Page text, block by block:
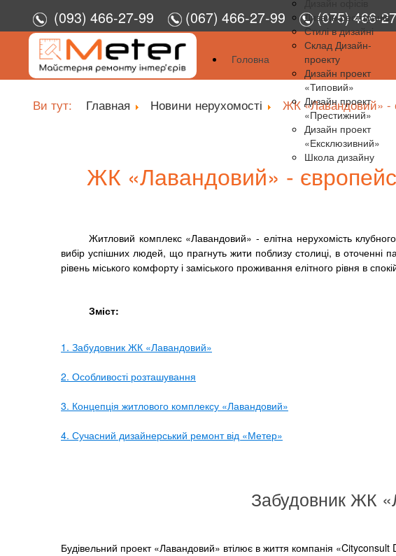
(093) 466-27-99 (067) 466-27-99 (075) 466-
Головна
Дизайн ресторанів
Стилі в дизайні
Склад Дизайн-
проекту
Дизайн проект
«Типовий»
Дизайн проект
«Престижний»
Дизайн проект
«Ексклюзивний»
Школа дизайну
Ви тут: Главная Новини нерухомості ЖК «Лавандовий» -
ЖК «Лавандовий» -
Житловий комплекс «Лавандовий» - елітна нерухомість
вибір успішних людей, що прагнуть жити поблизу столиці, в оточенні
рівень міського комфорту і заміського проживання елітного рівня в
Зміст:
1. Забудовник ЖК «Лавандовий»
2. Особливості розташування
3. Концепція житлового комплексу «Лавандовий»
4. Сучасний дизайнерський ремонт від «Метер»
Забудовник ЖК
Будівельний проект «Лавандовий» втілює в життя компанія